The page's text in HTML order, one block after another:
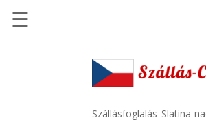
Szállásinfo.eu
☰
Szállásfoglalás Slatina